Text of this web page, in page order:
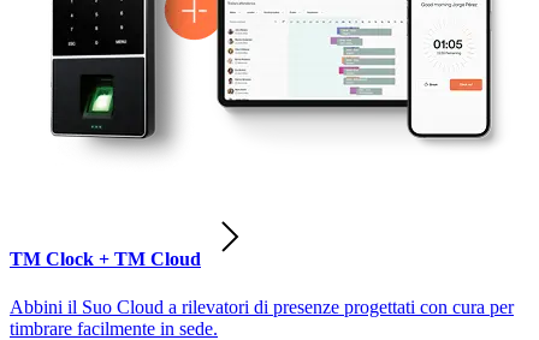
TM Clock + TM Cloud
Abbini il Suo Cloud a rilevatori di presenze progettati con cura per
timbrare facilmente in sede.